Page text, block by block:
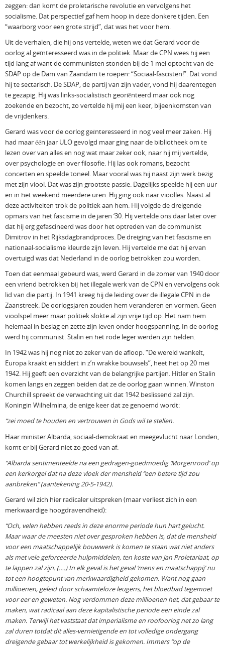
zeggen: dan komt de proletarische revolutie en vervolgens het
socialisme. Dat perspectief gaf hem hoop in deze donkere tijden. Een
“waarborg voor een grote strijd”, dat was het voor hem.
Uit de verhalen, die hij ons vertelde, weten we dat Gerard voor de
oorlog al geïnteresseerd was in de politiek. Maar de CPN wees hij een
tijd lang af want de communisten stonden bij de 1 mei optocht van de
SDAP op de Dam van Zaandam te roepen: “Sociaal-fascisten!”. Dat vond
hij te sectarisch. De SDAP, de partij van zijn vader, vond hij daarentegen
te gezapig. Hij was links-socialistisch georiënteerd maar ook nog
zoekende en bezocht, zo vertelde hij mij een keer, bijeenkomsten van
de vrijdenkers.
Gerard was voor de oorlog geïnteresseerd in nog veel meer zaken. Hij
had maar één jaar ULO gevolgd maar ging naar de bibliotheek om te
lezen over van alles en nog wat maar zeker ook, naar hij mij vertelde,
over psychologie en over filosofie. Hij las ook romans, bezocht
concerten en speelde toneel. Maar vooral was hij naast zijn werk bezig
met zijn viool. Dat was zijn grootste passie. Dagelijks speelde hij een uur
en in het weekend meerdere uren. Hij ging ook naar vioolles. Naast al
deze activiteiten trok de politiek aan hem. Hij volgde de dreigende
opmars van het fascisme in de jaren ‘30. Hij vertelde ons daar later over
dat hij erg gefascineerd was door het optreden van de communist
Dimitrov in het Rijksdagbrandproces. De dreiging van het fascisme en
nationaal-socialisme kleurde zijn leven. Hij vertelde me dat hij ervan
overtuigd was dat Nederland in de oorlog betrokken zou worden.
Toen dat eenmaal gebeurd was, werd Gerard in de zomer van 1940 door
een vriend betrokken bij het illegale werk van de CPN en vervolgens ook
lid van die partij. In 1941 kreeg hij de leiding over de illegale CPN in de
Zaanstreek. De oorlogsjaren zouden hem veranderen en vormen. Geen
vioolspel meer maar politiek slokte al zijn vrije tijd op. Het nam hem
helemaal in beslag en zette zijn leven onder hoogspanning. In de oorlog
werd hij communist. Stalin en het rode leger werden zijn helden.
In 1942 was hij nog niet zo zeker van de afloop. “De wereld wankelt,
Europa kraakt en siddert in z’n wrakke bouwsels”, heet het op 20 mei
1942. Hij geeft een overzicht van de belangrijke partijen. Hitler en Stalin
komen langs en zeggen beiden dat ze de oorlog gaan winnen. Winston
Churchill spreekt de verwachting uit dat 1942 beslissend zal zijn.
Koningin Wilhelmina, de enige keer dat ze genoemd wordt:
“zei moed te houden en vertrouwen in Gods wil te stellen.
Haar minister Albarda, sociaal-demokraat en meegevlucht naar Londen,
komt er bij Gerard niet zo goed van af.
“Albarda sentimenteelde na een gedragen-goedmoedig ‘Morgenrood’ op
een kerkorgel dat na deze vloek der mensheid “een betere tijd zou
aanbreken” (aantekening 20-5-1942).
Gerard wil zich hier radicaler uitspreken (maar verliest zich in een
merkwaardige hoogdravendheid):
“Och, velen hebben reeds in deze enorme periode hun hart gelucht.
Maar waar de meesten niet over gesproken hebben is, dat de mensheid
voor een maatschappelijk bouwwerk is komen te staan wat niet anders
als met vele geforceerde hulpmiddelen, ten koste van Jan Proletariaat, op
te lappen zal zijn. (….) In elk geval is het geval ‘mens en maatschappij’ nu
tot een hoogtepunt van merkwaardigheid gekomen. Want nog gaan
millioenen, geleid door schaamteloze leugens, het bloedbad tegemoet
voor eer en geweten. Nog verdommen deze millioenen het, dat gebaar te
maken, wat radicaal aan deze kapitalistische periode een einde zal
maken. Terwijl het vaststaat dat imperialisme en roofoorlog net zo lang
zal duren totdat dit alles-vernietigende en tot volledige ondergang
dreigende gebaar tot werkelijkheid is gekomen. Immers “op de